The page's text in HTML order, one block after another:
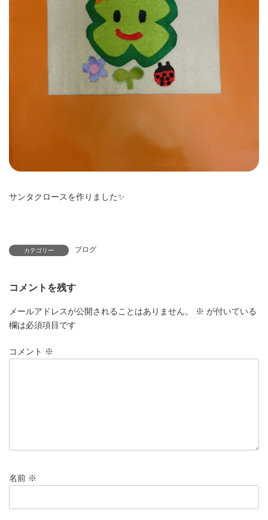
サンタクロースを作りました✨
カテゴリー ブログ
コメントを残す
メールアドレスが公開されることはありません。 ※ が付いている
欄は必須項目です
コメント ※
名前 ※